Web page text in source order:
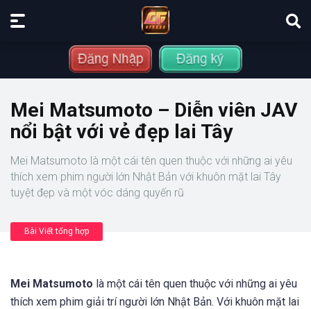
Mei Matsumoto – Diễn viên JAV
nổi bật với vẻ đẹp lai Tây
Mei Matsumoto là một cái tên quen thuộc với những ai yêu
thích xem phim người lớn Nhật Bản với khuôn mặt lai Tây
tuyệt đẹp và một vóc dáng quyến rũ
Bài Viết tổng hợp
Mei Matsumoto là một cái tên quen thuộc với những ai yêu
thích xem phim giải trí người lớn Nhật Bản. Với khuôn mặt lai